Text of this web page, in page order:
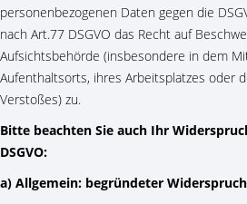
personenbezogenen Daten gegen die
nach Art.77 DSGVO das Recht auf
Aufsichtsbehörde (insbesondere in dem
Aufenthaltsorts, ihres Arbeitsplatzes oder
Verstoßes) zu.
Bitte beachten Sie auch Ihr
DSGVO:
a) Allgemein: begründeter